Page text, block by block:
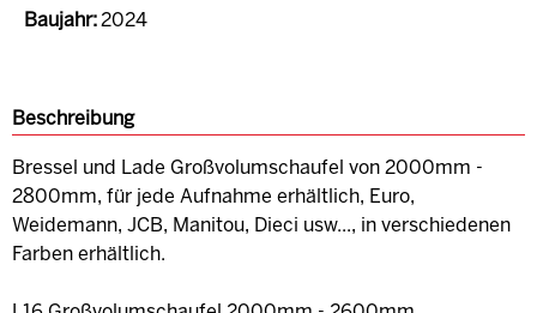
Baujahr: 2024
Beschreibung
Bressel und Lade Großvolumschaufel von 2000mm -
2800mm, für jede Aufnahme erhältlich, Euro,
Weidemann, JCB, Manitou, Dieci usw..., in verschiedenen
Farben erhältlich.